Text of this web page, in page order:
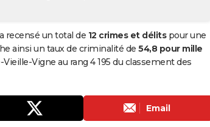
recensé un total de 12 crimes et délitspour une
ainsi un taux de criminalité de 54,8 pour mille
Vigne au rang 4 195 du classement des
Email